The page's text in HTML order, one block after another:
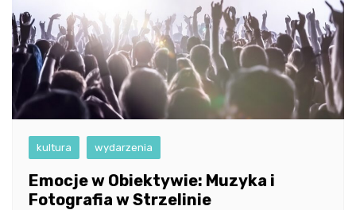
kultura wydarzenia
Emocje w Obiektywie: Muzyka i
Fotografia w Strzelinie